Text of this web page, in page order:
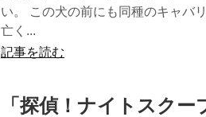
い。 この犬の前にも同種のキャバ
亡く...
記事を読む
「探偵！ナイトスク